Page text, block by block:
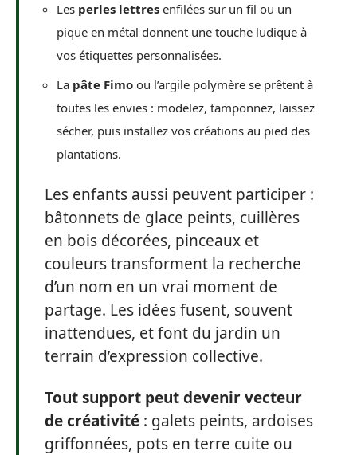
Les perles lettres enfilées sur un fil ou un
pique en métal donnent une touche ludique à
vos étiquettes personnalisées.
La pâte Fimo ou l’argile polymère se prêtent à
toutes les envies : modelez, tamponnez, laissez
sécher, puis installez vos créations au pied des
plantations.
Les enfants aussi peuvent participer :
bâtonnets de glace peints, cuillères
en bois décorées, pinceaux et
couleurs transforment la recherche
d’un nom en un vrai moment de
partage. Les idées fusent, souvent
inattendues, et font du jardin un
terrain d’expression collective.
Tout support peut devenir vecteur
de créativité : galets peints, ardoises
griffonnées, pots en terre cuite ou